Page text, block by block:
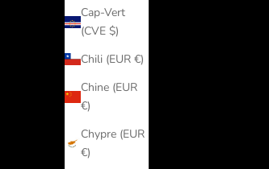
Cap-Vert
(CVE $)
Chili (EUR €)
Chine (EUR
€)
Chypre (EUR
€)
(EUR €)
(EUR €)
Anguilla
Antigua-